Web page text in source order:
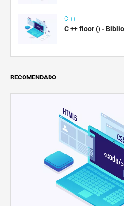
C ++
C ++ floor () -
RECOMENDADO